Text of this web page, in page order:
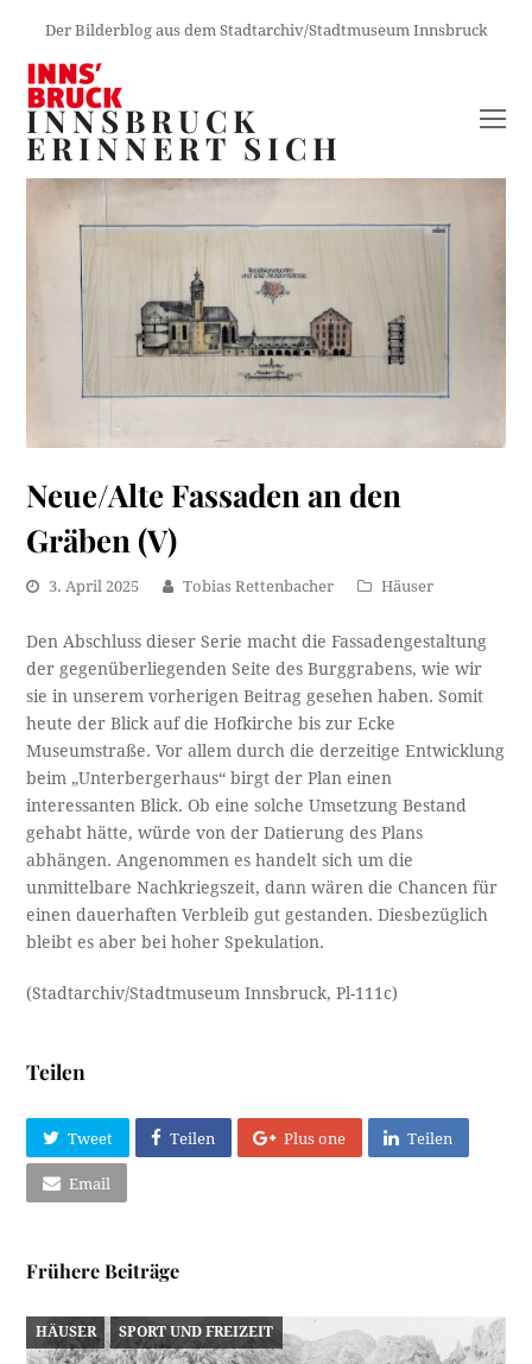
Der Bilderblog aus dem Stadtarchiv/Stadtmuseum Innsbruck
INNSBRUCK
ERINNERT SICH
Neue/Alte Fassaden an den
Gräben (V)
3. April 2025 Tobias Rettenbacher Häuser
Den Abschluss dieser Serie macht die Fassadengestaltung
der gegenüberliegenden Seite des Burggrabens, wie wir
sie in unserem vorherigen Beitrag gesehen haben. Somit
heute der Blick auf die Hofkirche bis zur Ecke
Museumstraße. Vor allem durch die derzeitige Entwicklung
beim „Unterbergerhaus“ birgt der Plan einen
interessanten Blick. Ob eine solche Umsetzung Bestand
gehabt hätte, würde von der Datierung des Plans
abhängen. Angenommen es handelt sich um die
unmittelbare Nachkriegszeit, dann wären die Chancen für
einen dauerhaften Verbleib gut gestanden. Diesbezüglich
bleibt es aber bei hoher Spekulation.
(Stadtarchiv/Stadtmuseum Innsbruck, Pl-111c)
Teilen
Tweet Teilen Plus one Teilen
Email
Frühere Beiträge
HÄUSER SPORT UND FREIZEIT